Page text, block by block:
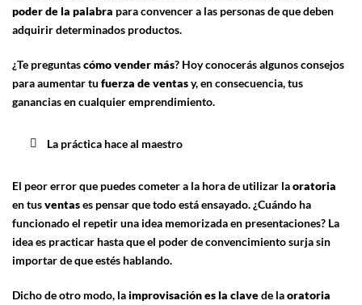
poder de la palabra para convencer a las personas de que deben
adquirir determinados productos.
¿Te preguntascómo vender más? Hoy conocerás algunos consejos
para aumentar tu fuerza de ventasy, en consecuencia, tus
ganancias en cualquier emprendimiento.
La práctica hace al maestro
El peor error que puedes cometer a la hora de utilizar laoratoria
en tusventases pensar que todo está ensayado. ¿Cuándo ha
funcionado el repetir una idea memorizada en presentaciones? La
idea es practicar hasta que el poder de convencimiento surja sin
importar de que estés hablando.
Dicho de otro modo, laimprovisaciónes la clavede laoratoria